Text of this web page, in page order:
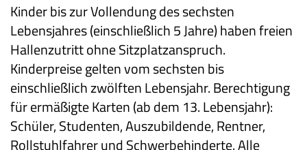
Kinder bis zur Vollendung des sechsten
Lebensjahres (einschließlich 5 Jahre) haben freien
Hallenzutritt ohne Sitzplatzanspruch.
Kinderpreise gelten vom sechsten bis
einschließlich zwölften Lebensjahr. Berechtigung
für ermäßigte Karten (ab dem 13. Lebensjahr):
Schüler, Studenten, Auszubildende, Rentner,
Rollstuhlfahrer und Schwerbehinderte. Alle